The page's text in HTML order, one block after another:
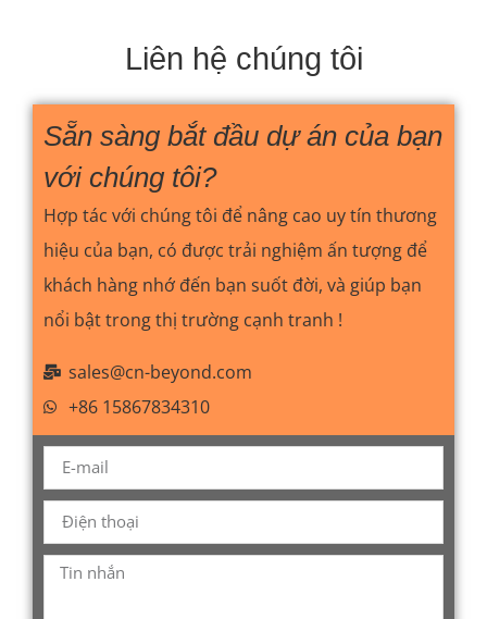
Liên hệ chúng tôi
Sẵn sàng bắt đầu dự án của bạn
với chúng tôi?
Hợp tác với chúng tôi để nâng cao uy tín thương
hiệu của bạn, có được trải nghiệm ấn tượng để
khách hàng nhớ đến bạn suốt đời, và giúp bạn
nổi bật trong thị trường cạnh tranh !
sales@cn-beyond.com
+86 15867834310